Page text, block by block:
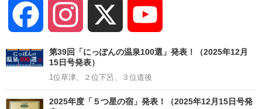
Facebook Instagram
Channel
第39回「にっぽんの温泉100選」発表！（2025年12月
15日号発表）
1位草津、２位下呂、３位道後
2025年度「５つ星の宿」発表！（2025年12月15日号発